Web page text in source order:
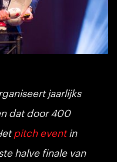
jaarlijks
dat door 400
pitch eventin
halve finale van